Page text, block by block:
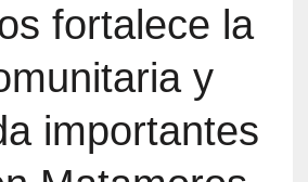
fortalece la
y
importantes